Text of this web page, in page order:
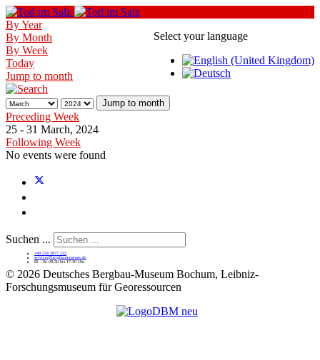
Select your language
By Year
By Month
By Week
Today
Jump to month
Jump to month
Preceding Week
25 - 31 March, 2024
Following Week
No events were found
Suchen ...
+49 234 5877 232
service@bergbaumuseum.de
Di - So 09:30 bis 17:30 Uhr
© 2026 Deutsches Bergbau-Museum Bochum, Leibniz-
Forschungsmuseum für Georessourcen